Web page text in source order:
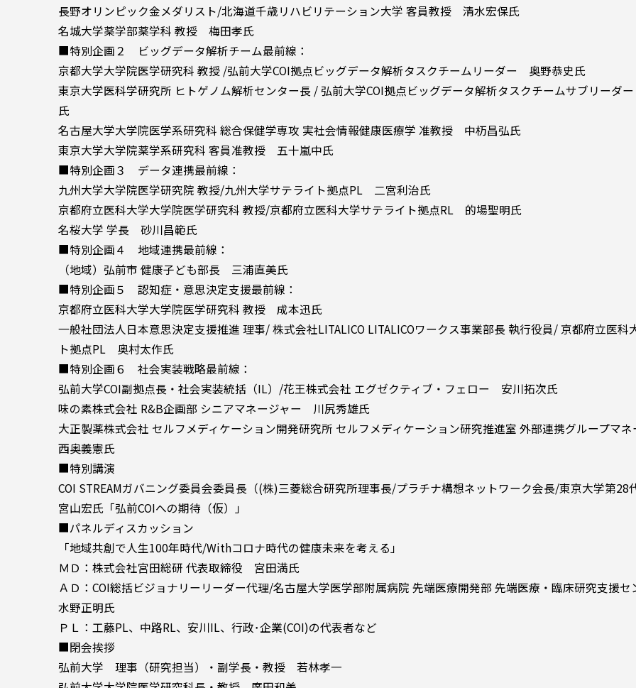
長野オリンピック金メダリスト/北海道千歳リハビリテーション大学 客員教授 清水宏保氏
名城大学薬学部薬学科 教授 梅田孝氏
■特別企画２ ビッグデータ解析チーム最前線：
京都大学大学院医学研究科 教授 /弘前大学COI拠点ビッグデータ解析タスクチームリーダー 奥野恭史氏
東京大学医科学研究所 ヒトゲノム解析センター長 / 弘前大学COI拠点ビッグデータ解析タスクチームサブリーダ
氏
名古屋大学大学院医学系研究科 総合保健学専攻 実社会情報健康医療学 准教授 中杤昌弘氏
東京大学大学院薬学系研究科 客員准教授 五十嵐中氏
■特別企画３ データ連携最前線：
九州大学大学院医学研究院 教授/九州大学サテライト拠点PL 二宮利治氏
京都府立医科大学大学院医学研究科 教授/京都府立医科大学サテライト拠点RL 的場聖明氏
名桜大学 学長 砂川昌範氏
■特別企画４ 地域連携最前線：
（地域）弘前市 健康子ども部長 三浦直美氏
■特別企画５ 認知症・意思決定支援最前線：
京都府立医科大学大学院医学研究科 教授 成本迅氏
一般社団法人日本意思決定支援推進 理事/ 株式会社LITALICO LITALICOワークス事業部長 執行役員/ 京都府立医科
ト拠点PL 奥村太作氏
■特別企画６ 社会実装戦略最前線：
弘前大学COI副拠点長・社会実装統括（IL）/花王株式会社 エグゼクティブ・フェロー 安川拓次氏
味の素株式会社 R&B企画部 シニアマネージャー 川尻秀雄氏
大正製薬株式会社 セルフメディケーション開発研究所 セルフメディケーション研究推進室 外部連携グループマ
西奥義憲氏
■特別講演
COI STREAMガバニング委員会委員長（(株)三菱総合研究所理事長/プラチナ構想ネットワーク会長/東京大学第
宮山宏氏「弘前COIへの期待（仮）」
■パネルディスカッション
「地域共創で人生100年時代/Withコロナ時代の健康未来を考える」
ＭＤ：株式会社宮田総研 代表取締役 宮田満氏
ＡＤ：COI総括ビジョナリーリーダー代理/名古屋大学医学部附属病院 先端医療開発部 先端医療・臨床研究支援
水野正明氏
ＰＬ：工藤PL、中路RL、安川IL、行政･企業(COI)の代表者など
■閉会挨拶
弘前大学 理事（研究担当）・副学長・教授 若林孝一